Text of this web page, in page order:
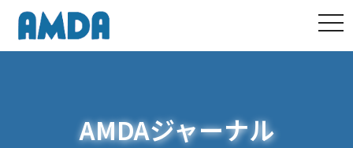
AMDAジャーナル